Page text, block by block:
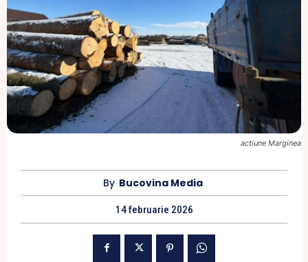
actiune Marginea
By Bucovina Media
14 februarie 2026